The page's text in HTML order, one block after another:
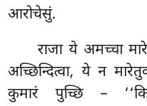
आरोचेसुं.
राजा ये अमच्चा
अच्छिन्दित्वा, ये न
कुमारं पुच्छि –